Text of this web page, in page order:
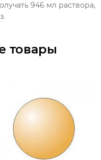
946 мл раствора,
товары